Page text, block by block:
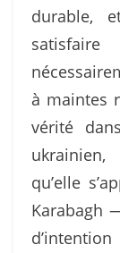
durable,
à maintes
vérité
qu’elle
Karabagh